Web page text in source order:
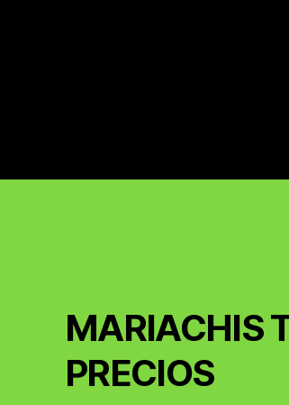
MARIACHIS
PRECIOS